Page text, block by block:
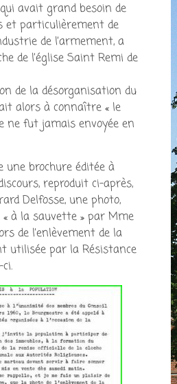
avait grand besoin de
et particulièrement de
de l’armement, a
de l’église Saint Remi de
de la désorganisation du
alors à connaître « le
ne fut jamais envoyée en
une brochure éditée à
reproduit ci-après,
Delfosse, une photo,
à la sauvette » par Mme
de l’enlèvement de la
utilisée par la Résistance